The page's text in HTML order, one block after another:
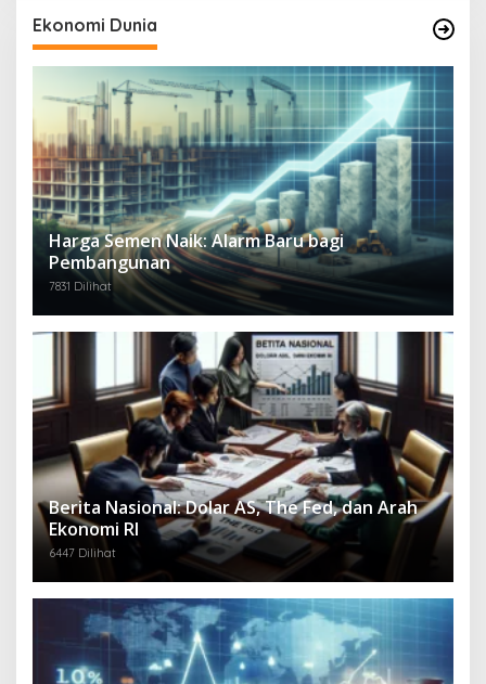
Ekonomi Dunia
Harga Semen Naik: Alarm Baru bagi
Pembangunan
7831 Dilihat
Berita Nasional: Dolar AS, The Fed, dan Arah
Ekonomi RI
6447 Dilihat